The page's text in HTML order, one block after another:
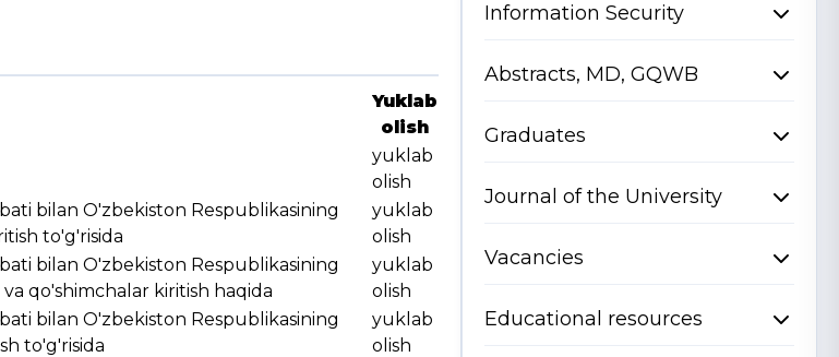
Yuklab
olish
yuklab
olish
bilan O'zbekiston Respublikasining
to'g'risida
yuklab
olish
bilan O'zbekiston Respublikasining
qo'shimchalar kiritish haqida
yuklab
olish
bilan O'zbekiston Respublikasining
to'g'risida
yuklab
olish
Information Security
Abstracts, MD, GQWB
Graduates
Journal of the University
Vacancies
Educational resources